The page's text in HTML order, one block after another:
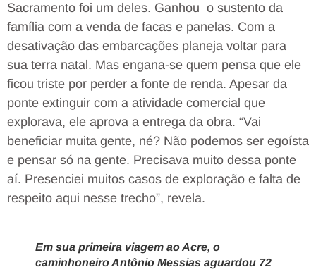
Sacramento foi um deles. Ganhou o sustento da
família com a venda de facas e panelas. Com a
desativação das embarcações planeja voltar para
sua terra natal. Mas engana-se quem pensa que ele
ficou triste por perder a fonte de renda. Apesar da
ponte extinguir com a atividade comercial que
explorava, ele aprova a entrega da obra. “Vai
beneficiar muita gente, né? Não podemos ser egoísta
e pensar só na gente. Precisava muito dessa ponte
aí. Presenciei muitos casos de exploração e falta de
respeito aqui nesse trecho”, revela.
Em sua primeira viagem ao Acre, o
caminhoneiro Antônio Messias aguardou 72